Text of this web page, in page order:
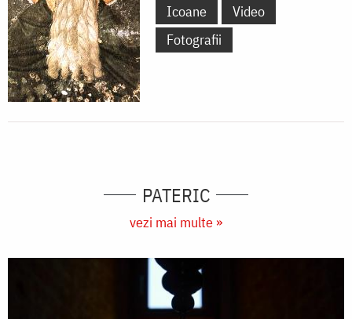
Icoane
Video
Fotografii
PATERIC
vezi mai multe »